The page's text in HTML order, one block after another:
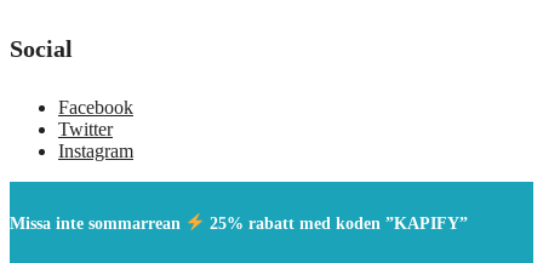
Social
Facebook
Twitter
Instagram
Missa inte sommarrean 25% rabatt med koden ”KAPIFY”